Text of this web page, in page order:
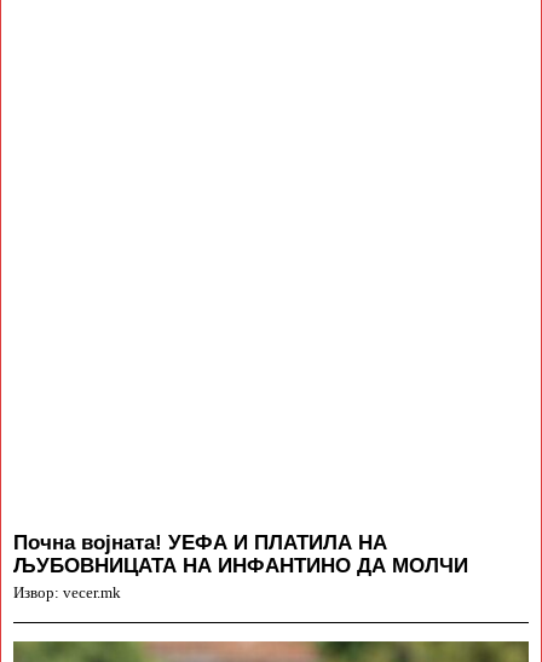
Почна војната! УЕФА И ПЛАТИЛА НА
ЉУБОВНИЦАТА НА ИНФАНТИНО ДА МОЛЧИ
Извор: vecer.mk